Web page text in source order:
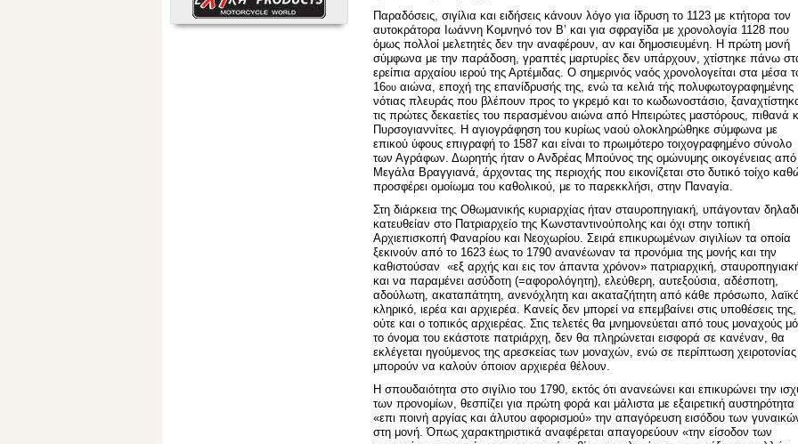
Παραδόσεις, σιγίλια και ειδήσεις κάνουν λόγο για ίδρυση το 1123 με κτήτορα τον
αυτοκράτορα Ιωάννη Κομνηνό τον Β’ και για σφραγίδα με χρονολογία 1128 που
όμως πολλοί μελετητές δεν την αναφέρουν, αν και δημοσιευμένη. Η πρώτη μονή
σύμφωνα με την παράδοση, γραπτές μαρτυρίες δεν υπάρχουν, χτίστηκε πάνω
ερείπια αρχαίου ιερού της Αρτέμιδας. Ο σημερινός ναός χρονολογείται στα μέσα
16ου αιώνα, εποχή της επανίδρυσής της, ενώ τα κελιά τής πολυφωτογραφημένης
νότιας πλευράς που βλέπουν προς το γκρεμό και το κωδωνοστάσιο,
τις πρώτες δεκαετίες του περασμένου αιώνα από Ηπειρώτες μαστόρους, πιθανά
Πυρσογιαννίτες. Η αγιογράφηση του κυρίως ναού ολοκληρώθηκε σύμφωνα με
επικού ύφους επιγραφή το 1587 και είναι το πρωιμότερο τοιχογραφημένο σύνολο
των Αγράφων. Δωρητής ήταν ο Ανδρέας Μπούνος της ομώνυμης οικογένειας από
Μεγάλα Βραγγιανά, άρχοντας της περιοχής που εικονίζεται στο δυτικό τοίχο
προσφέρει ομοίωμα του καθολικού, με το παρεκκλήσι, στην Παναγία.
Στη διάρκεια της Οθωμανικής κυριαρχίας ήταν σταυροπηγιακή, υπάγονταν
κατευθείαν στο Πατριαρχείο της Κωνσταντινούπολης και όχι στην τοπική
Αρχιεπισκοπή Φαναρίου και Νεοχωρίου. Σειρά επικυρωμένων σιγιλίων τα οποία
ξεκινούν από το 1623 έως το 1790 ανανέωναν τα προνόμια της μονής και την
καθιστούσαν «εξ αρχής και εις τον άπαντα χρόνον» πατριαρχική,
και να παραμένει ασύδοτη (=αφορολόγητη), ελεύθερη, αυτεξούσια, αδέσποτη,
αδούλωτη, ακαταπάτητη, ανενόχλητη και ακαταζήτητη από κάθε πρόσωπο,
κληρικό, ιερέα και αρχιερέα. Κανείς δεν μπορεί να επεμβαίνει στις υποθέσεις της,
ούτε και ο τοπικός αρχιερέας. Στις τελετές θα μνημονεύεται από τους μοναχούς
το όνομα του εκάστοτε πατριάρχη, δεν θα πληρώνεται εισφορά σε κανέναν, θα
εκλέγεται ηγούμενος της αρεσκείας των μοναχών, ενώ σε περίπτωση χειροτονίας
μπορούν να καλούν όποιον αρχιερέα θέλουν.
Η σπουδαιότητα στο σιγίλιο του 1790, εκτός ότι ανανεώνει και επικυρώνει την
των προνομίων, θεσπίζει για πρώτη φορά και μάλιστα με εξαιρετική αυστηρότητα
«επι ποινή αργίας και άλυτου αφορισμού» την απαγόρευση εισόδου των
στη μονή. Όπως χαρακτηριστικά αναφέρεται απαγορεύουν «την είσοδον των